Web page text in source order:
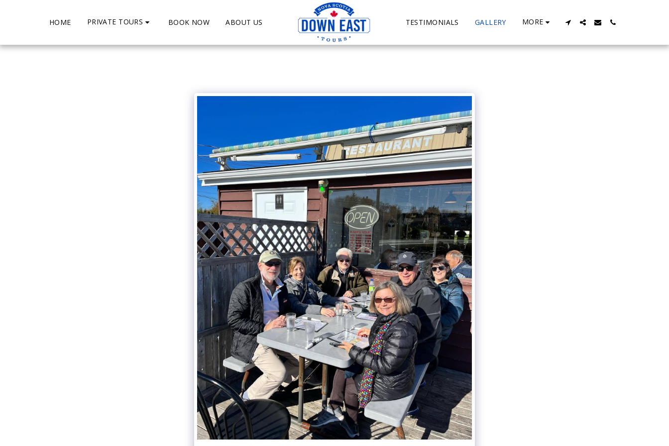
HOME PRIVATE TOURS BOOK NOW ABOUT US TESTIMONIALS GALLERY MORE